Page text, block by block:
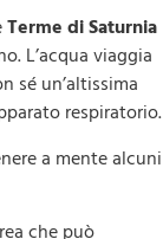
Terme di Saturnia
L’acqua viaggia
sé un’altissima
respiratorio.
a mente alcuni
che può